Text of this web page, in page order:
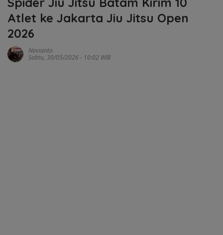
Atlet ke Jakarta Jiu Jitsu Open
2026
Novianto
Sabtu, 30/05/2026 - 10:02 WIB